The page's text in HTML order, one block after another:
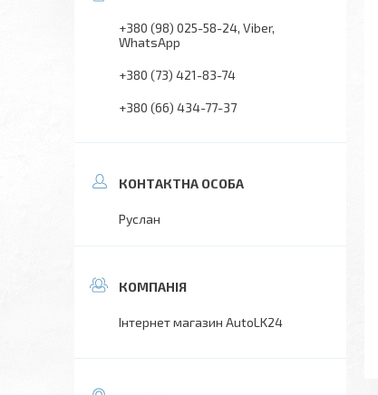
+380 (98) 025-58-24 Viber
WhatsApp
+380 (73) 421-83-74
+380 (66) 434-77-37
Руслан
Інтернет магазин AutoLK24